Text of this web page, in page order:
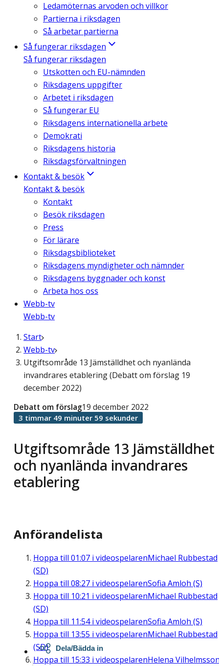
Ledamöternas arvoden och villkor
Partierna i riksdagen
Så arbetar partierna
Så fungerar riksdagen
Så fungerar riksdagen
Utskotten och EU-nämnden
Riksdagens uppgifter
Arbetet i riksdagen
Så fungerar EU
Riksdagens internationella arbete
Demokrati
Riksdagens historia
Riksdagsförvaltningen
Kontakt & besök
Kontakt & besök
Kontakt
Besök riksdagen
Press
För lärare
Riksdagsbiblioteket
Riksdagens myndigheter och nämnder
Riksdagens byggnader och konst
Arbeta hos oss
Webb-tv
Webb-tv
Start
Webb-tv
Utgiftsområde 13 Jämställdhet och nyanlända
invandrares etablering (Debatt om förslag 19
december 2022)
Utgiftsområde 13 Jämställdhet
och nyanlända invandrares
etablering
Debatt om förslag19 december 2022
3 timmar 49 minuter 59 sekunder
Anförandelista
Hoppa till 01:07 i videospelarenMichael Rubbestad
(SD)
Hoppa till 08:27 i videospelarenSofia Amloh (S)
Hoppa till 10:21 i videospelarenMichael Rubbestad
(SD)
Hoppa till 11:54i videospelarenSofia Amloh (S)
Hoppa till 13:55 i videospelarenMichael Rubbestad
(SD)
Hoppa till 15:33 i videospelarenHelena
Dela/Bädda in